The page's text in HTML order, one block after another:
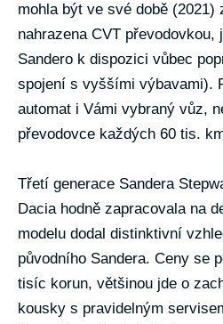
mohla být ve své době (2021)
nahrazena CVT převodovkou,
Sandero k dispozici vůbec
spojení s vyššími výbavami).
automat i Vámi vybraný vůz,
převodovce každých 60 tis.
Třetí generace Sandera
Dacia hodně zapracovala na
modelu dodal distinktivní
původního Sandera. Ceny se
tisíc korun, většinou jde o
kousky s pravidelným